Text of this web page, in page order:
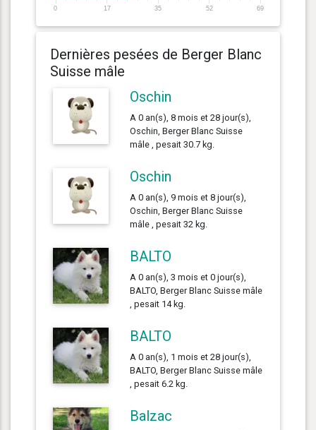
0 17 35 52 69
Dernières pesées de Berger Blanc
Suisse mâle
Oschin
A 0 an(s), 8 mois et 28 jour(s),
Oschin, Berger Blanc Suisse
mâle , pesait 30.7 kg.
Oschin
A 0 an(s), 9 mois et 8 jour(s),
Oschin, Berger Blanc Suisse
mâle , pesait 32 kg.
BALTO
A 0 an(s), 3 mois et 0 jour(s),
BALTO, Berger Blanc Suisse mâle
, pesait 14 kg.
BALTO
A 0 an(s), 1 mois et 28 jour(s),
BALTO, Berger Blanc Suisse mâle
, pesait 6.2 kg.
Balzac